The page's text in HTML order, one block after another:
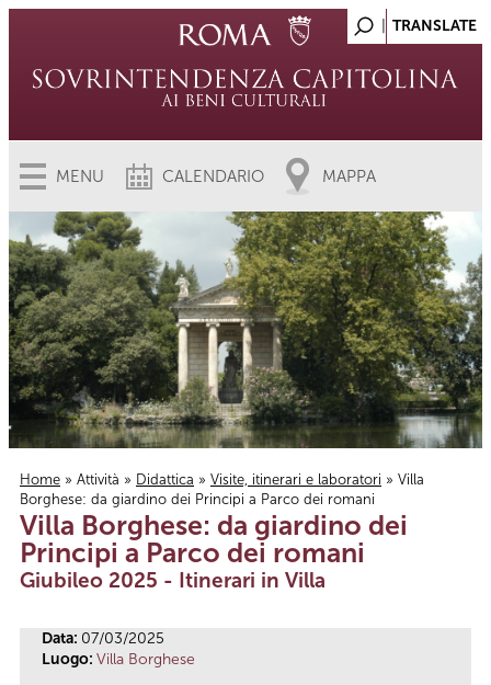
MENU CALENDARIO MAPPA
Tu sei qui
Home » Attività » Didattica » Visite, itinerari e laboratori » Villa
Borghese: da giardino dei Principi a Parco dei romani
Villa Borghese: da giardino dei
Principi a Parco dei romani
Giubileo 2025 - Itinerari in Villa
Data: 07/03/2025
Luogo: Villa Borghese